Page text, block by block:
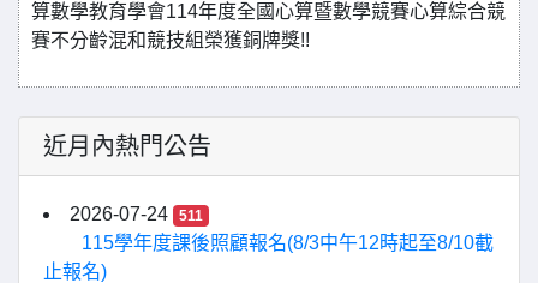
算數學教育學會114年度全國心算暨數學競賽心算綜合競
賽不分齡混和競技組榮獲銅牌獎!!
近月內熱門公告
2026-07-24 511
115學年度課後照顧報名(8/3中午12時起至8/10截
止報名)